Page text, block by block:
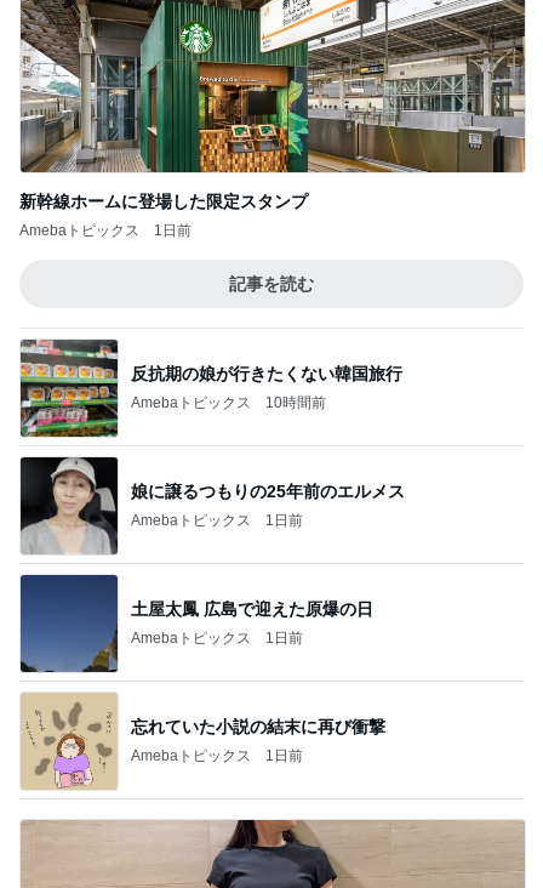
新幹線ホームに登場した限定スタンプ
Amebaトピックス 1日前
記事を読む
反抗期の娘が行きたくない韓国旅行
Amebaトピックス 10時間前
娘に譲るつもりの25年前のエルメス
Amebaトピックス 1日前
土屋太鳳 広島で迎えた原爆の日
Amebaトピックス 1日前
忘れていた小説の結末に再び衝撃
Amebaトピックス 1日前